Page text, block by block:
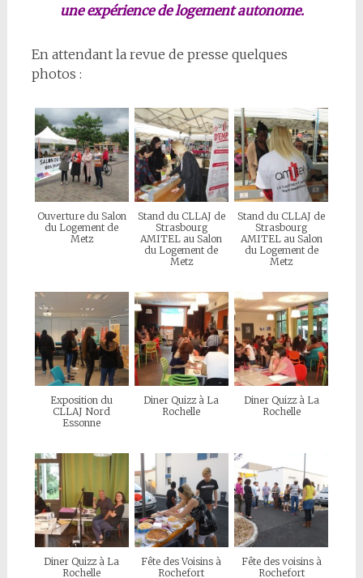
une expérience de logement autonome.
En attendant la revue de presse quelques
photos :
Ouverture du Salon
du Logement de
Metz
Stand du CLLAJ de
Strasbourg
AMITEL au Salon
du Logement de
Metz
Stand du CLLAJ de
Strasbourg
AMITEL au Salon
du Logement de
Metz
Exposition du
CLLAJ Nord
Essonne
Diner Quizz à La
Rochelle
Diner Quizz à La
Rochelle
Diner Quizz à La
Rochelle
Fête des Voisins à
Rochefort
Fête des voisins à
Rochefort